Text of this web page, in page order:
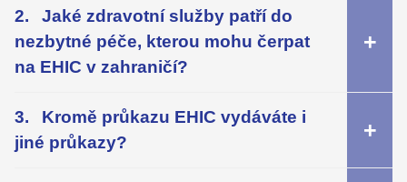
Jaké zdravotní služby patří do
nezbytné péče, kterou mohu čerpat
na EHIC v zahraničí?
Kromě průkazu EHIC vydáváte i
jiné průkazy?